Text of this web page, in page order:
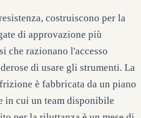
costruiscono per la
di approvazione più
che razionano l'accesso
di usare gli strumenti. La
è fabbricata da un piano
in cui un team disponibile